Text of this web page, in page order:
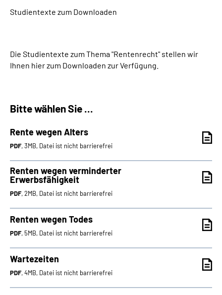
Beratung & Kontakt
Über uns & Presse
Language
Inhalte in Gebärdensprache (DGS)
Leichte Sprache
Studientexte zum Downloaden
Die Studientexte zum Thema "Rentenrecht" stellen wir
Ihnen hier zum Downloaden zur Verfügung.
Bitte wählen Sie ...
Rente wegen Alters
PDF, 3MB, Datei ist nicht barrierefrei
Renten wegen verminderter
Erwerbsfähigkeit
PDF, 2MB, Datei ist nicht barrierefrei
Renten wegen Todes
PDF, 5MB, Datei ist nicht barrierefrei
Wartezeiten
PDF, 4MB, Datei ist nicht barrierefrei